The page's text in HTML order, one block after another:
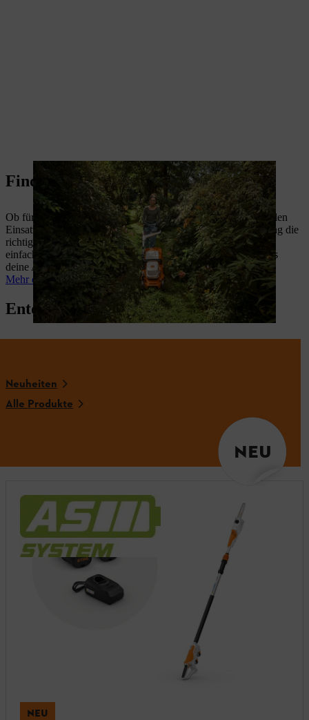
Finde dein STIHL Akku-System
Ob für die Gartenpflege rund ums Haus oder den professionellen
Einsatz: Die STIHL Akku-Systeme bieten für jede Anforderung die
richtige Lösung. Entdecke leistungsstarke, geräuscharme und
einfach zu bedienende Geräte und finde das Akku-System, das
deine Anforderungen ideal erfüllt.
Mehr erfahren
Entdecke unsere neuen Produkte
Neuheiten
Alle Produkte
NEU
NEU